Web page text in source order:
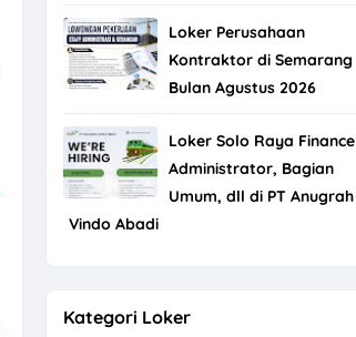
Loker Perusahaan
Kontraktor di Semarang
Bulan Agustus 2026
Loker Solo Raya Finance
Administrator, Bagian
Umum, dll di PT Anugrah
Vindo Abadi
Kategori Loker